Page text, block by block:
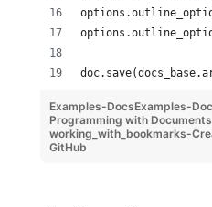
Examples-DocsExamples-
Programming with
working_with_bookmarks-
GitHub